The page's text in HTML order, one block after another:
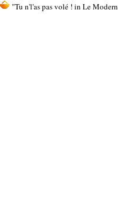
"Tu n'l'as pas volé ! in Le